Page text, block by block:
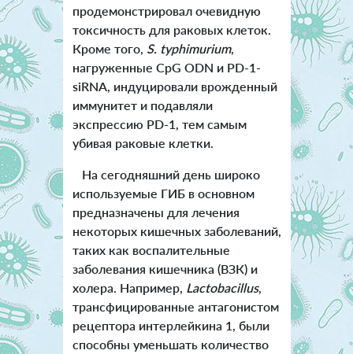
продемонстрировал очевидную
токсичность для раковых клеток.
Кроме того, S. typhimurium,
нагруженные CpG ODN и PD-1-
siRNA, индуцировали врожденный
иммунитет и подавляли
экспрессию PD-1, тем самым
убивая раковые клетки.
На сегодняшний день широко
используемые ГИБ в основном
предназначены для лечения
некоторых кишечных заболеваний,
таких как воспалительные
заболевания кишечника (ВЗК) и
холера. Например, Lactobacillus,
трансфицированные антагонистом
рецептора интерлейкина 1, были
способны уменьшать количество